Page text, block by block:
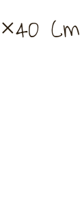
Cm